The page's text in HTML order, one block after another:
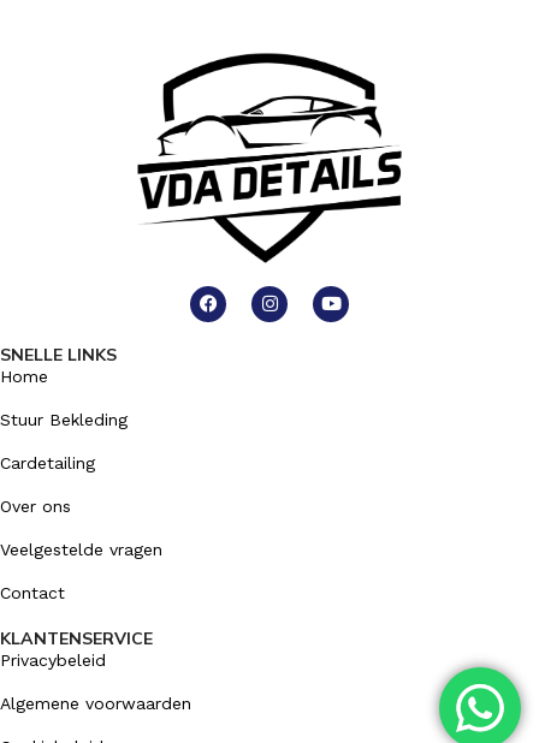
SNELLE LINKS
Home
Stuur Bekleding
Cardetailing
Over ons
Veelgestelde vragen
Contact
KLANTENSERVICE
Privacybeleid
Algemene voorwaarden